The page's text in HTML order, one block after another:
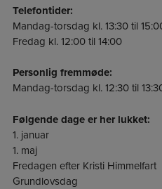
Telefontider:
Mandag-torsdag kl. 13:30 til
Fredag kl. 12:00 til 14:00
Personlig fremmøde:
Mandag-torsdag kl. 12:30 til
Følgende dage er her lukket:
1. januar
1. maj
Fredagen efter Kristi Himmelfart
Grundlovsdag